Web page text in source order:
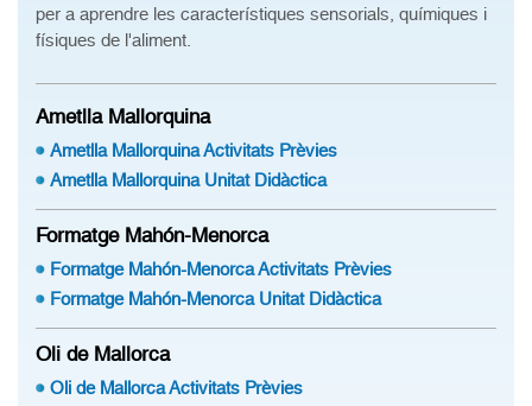
per a aprendre les característiques sensorials, químiques i
físiques de l'aliment.
Ametlla Mallorquina
Ametlla Mallorquina Activitats Prèvies
Ametlla Mallorquina Unitat Didàctica
Formatge Mahón-Menorca
Formatge Mahón-Menorca Activitats Prèvies
Formatge Mahón-Menorca Unitat Didàctica
Oli de Mallorca
Oli de Mallorca Activitats Prèvies